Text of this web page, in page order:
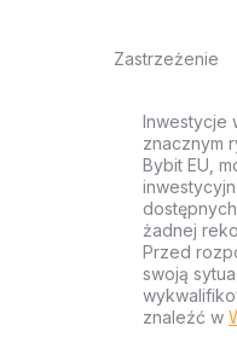
Zastrzeżenie
Inwestycje
znacznym
Bybit EU,
żadnej
Przed
swoją
znaleźć w